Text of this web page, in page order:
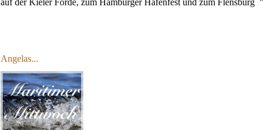
auf der Kieler Förde, zum Hamburger Hafenfest und zum Flensburg
Angelas...